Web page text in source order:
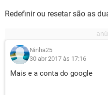
Redefinir ou resetar são as
Ninha25
30 abr 2017 às 17:16
Mais e a conta do google